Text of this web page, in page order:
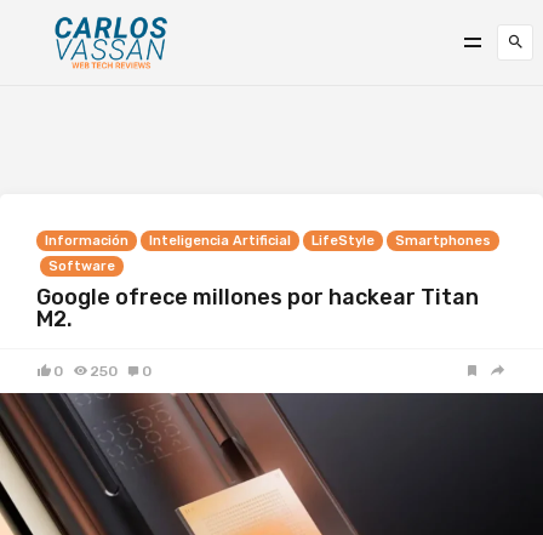
Información Inteligencia Artificial LifeStyle
Smartphones
Software
Google ofrece millones por hackear Titan
M2.
0 250 0